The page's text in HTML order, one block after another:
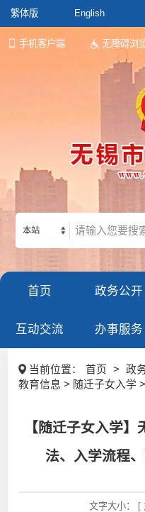
繁体版 English
手机客户端 无障碍浏
本站
首页 政务公开
互动交流 办事服务
当前位置： 首页 > 政
教育信息 > 随迁子女入学 >
【随迁子女入学
法、入学流程
文字大小： [